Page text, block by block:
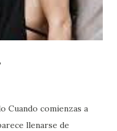
Cuando comienzas a
llenarse de